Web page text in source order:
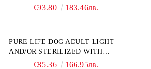
ХРАНА ЗА ПОРАСНАЛИ КУЧЕТА С
НАД 1 ГОДИНА. БЕЗ ЗЪРНО, БЕЗ
ГЛУТЕН. ПРОИЗВЕДЕНА ВЪВ
ФРАНЦИЯ.
€93.80 183.46лв.
PURE LIFE DOG ADULT LIGHT
AND/OR STERILIZED WITH
CHICKEN 12 КГ - ПЪЛНОЦЕННА
€85.36 166.95лв.